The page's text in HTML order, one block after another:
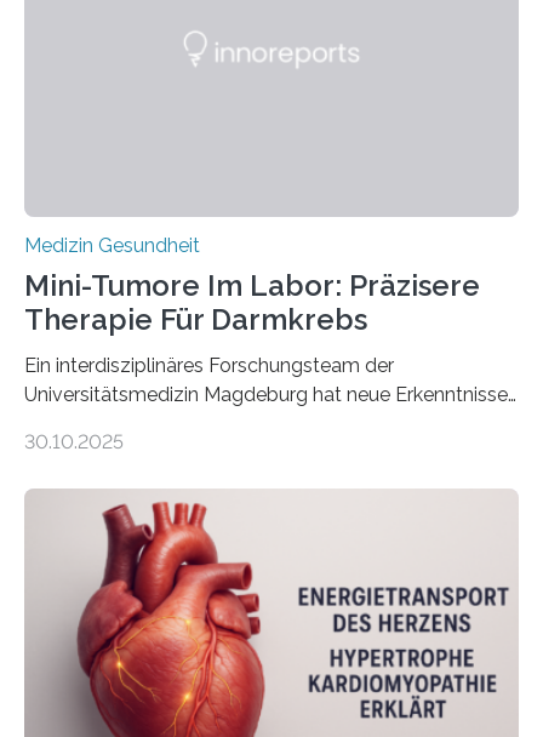
Medizin Gesundheit
Mini-Tumore Im Labor: Präzisere
Therapie Für Darmkrebs
Ein interdisziplinäres Forschungsteam der
Universitätsmedizin Magdeburg hat neue Erkenntnisse
behandelt werden kann. In ihrer aktuellen Studie,
Oncology, zeigen die Forschenden, dass Mini-Tumore
aus Gewebe von Patientinnen und Patienten –
sogenannte Organoide – genutzt werden können, um
vorab zu prüfen, welche Medikamente am besten
wirken. Dabei wurde ein Eiweiß identifiziert, das künftig
als Biomarker für die Wahl der passenden Therapie
dienen könnte. Darmkrebs zählt weltweit zu den
häufigsten Krebsarten und stellt…
30.10.2025